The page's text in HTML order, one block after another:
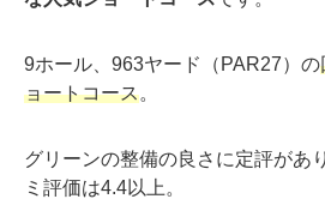
9ホール、963ヤード（PAR27）の
ョートコース。
グリーンの整備の良さに定評があ
ミ評価は4.4以上。